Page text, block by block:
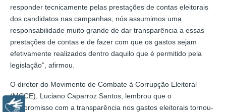
responder tecnicamente pelas prestações de contas eleitorais
dos candidatos nas campanhas, nós assumimos uma
responsabilidade muito grande de dar transparência a essas
prestações de contas e de fazer com que os gastos sejam
efetivamente realizados dentro daquilo que é permitido pela
legislação”, afirmou.
O diretor do Movimento de Combate à Corrupção Eleitoral
(MCCE), Luciano Caparroz Santos, lembrou que o
compromisso com a transparência nos gastos eleitorais tornou-
Libras